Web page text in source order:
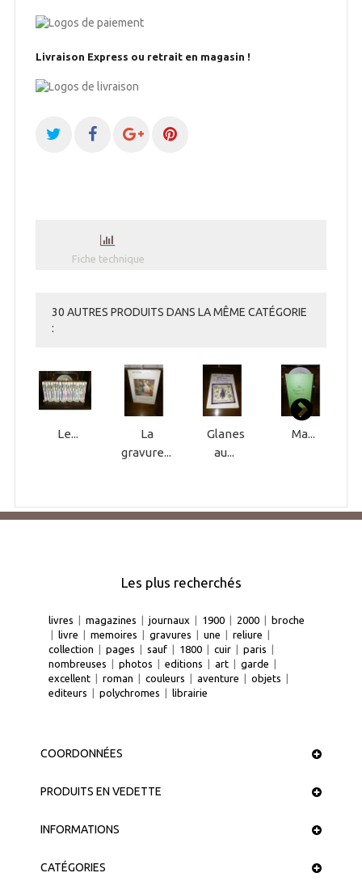
Livraison Express ou retrait en magasin !
Fiche technique
30 AUTRES PRODUITS DANS LA MÊME CATÉGORIE
:
Le...
La
gravure...
Glanes
au...
Ma...
Les plus recherchés
livres | magazines | journaux | 1900 | 2000 | broche
| livre | memoires | gravures | une | reliure |
collection | pages | sauf | 1800 | cuir | paris |
nombreuses | photos | editions | art | garde |
excellent | roman | couleurs | aventure | objets |
editeurs | polychromes | librairie
COORDONNÉES
PRODUITS EN VEDETTE
INFORMATIONS
CATÉGORIES